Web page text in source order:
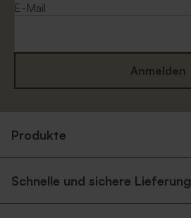
E-Mail
Anmelden
Produkte
Schnelle und sichere Lieferung